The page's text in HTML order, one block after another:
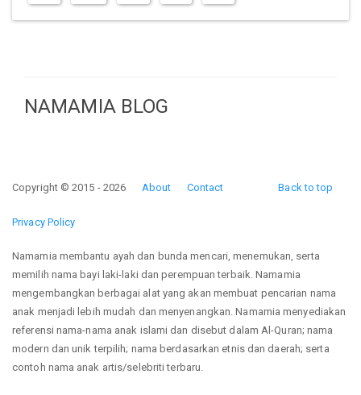
NAMAMIA BLOG
Back to top
Copyright © 2015 - 2026 About Contact
Privacy Policy
Namamia membantu ayah dan bunda mencari, menemukan, serta
memilih nama bayi laki-laki dan perempuan terbaik. Namamia
mengembangkan berbagai alat yang akan membuat pencarian nama
anak menjadi lebih mudah dan menyenangkan. Namamia menyediakan
referensi nama-nama anak islami dan disebut dalam Al-Quran; nama
modern dan unik terpilih; nama berdasarkan etnis dan daerah; serta
contoh nama anak artis/selebriti terbaru.